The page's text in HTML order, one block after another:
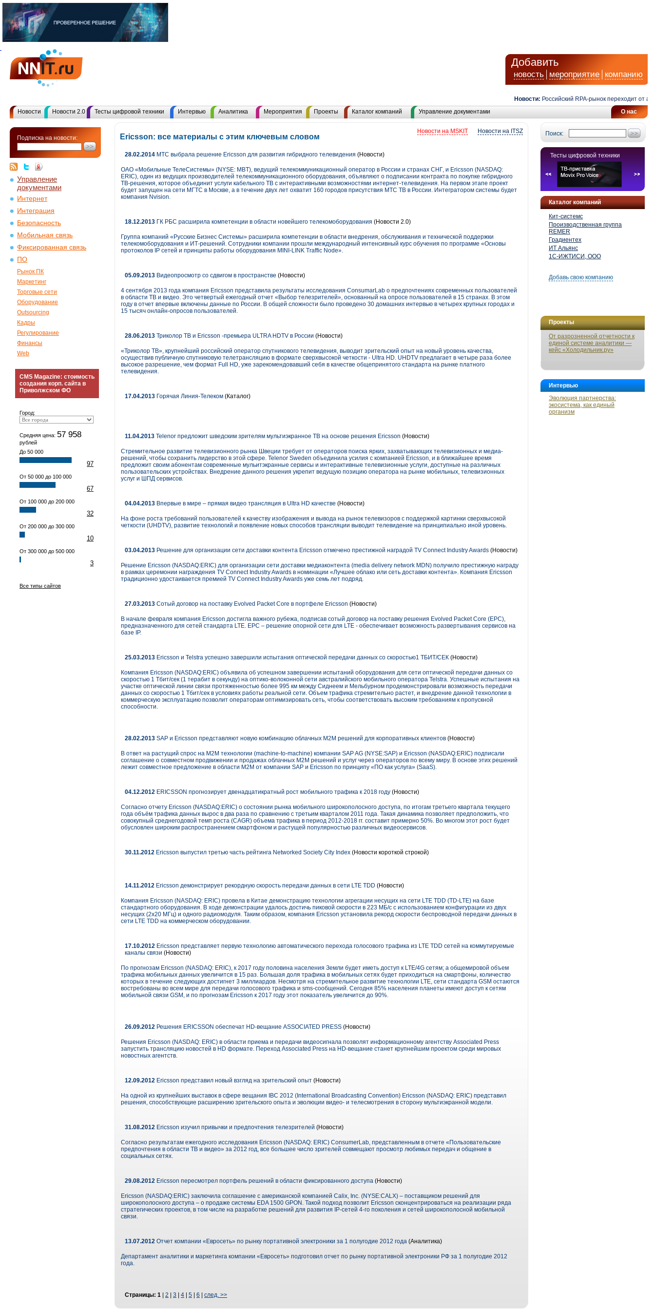
Добавить
новость мероприятие компанию
Новости: Российский RPA-рынок переходит от
О нас
Новости Новости 2.0 Тесты цифровой техники Интервью Аналитика Мероприятия Проекты Каталог компаний Управление документами
Подписка на новости:
Управление
документами
Интернет
Интеграция
Безопасность
Мобильная связь
Фиксированная связь
ПО
Рынок ПК
Маркетинг
Торговые сети
Оборудование
Outsourcing
Кадры
Регулирование
Финансы
Web
CMS Magazine: стоимость
создания корп. сайта в
Приволжском ФО
Город:
Средняя цена: 57 958
рублей
До 50 000
97
От 50 000 до 100 000
67
От 100 000 до 200 000
32
От 200 000 до 300 000
10
От 300 000 до 500 000
3
Все типы сайтов
Поиск:
Тесты цифровой техники
Каталог компаний
Кит-системс
Производственная группа
REMER
Градиентех
ИТ Альянс
1С-ИЖТИСИ, ООО
Добавь свою компанию
Проекты
От разрозненной отчетности к
единой системе аналитики —
кейс «Холодильник.ру»
Интервью
Эволюция партнерства:
экосистема, как единый
организм
Новости на ITSZ
Новости на MSKIT
Ericsson: все материалы с этим ключевым словом
28.02.2014 МТС выбрала решение Ericsson для развития гибридного телевидения (Новости)
ОАО «Мобильные ТелеСистемы» (NYSE: MBT), ведущий телекоммуникационный оператор в России и странах СНГ, и Ericsson (NASDAQ:
ERIC), один из ведущих производителей телекоммуникационного оборудования, объявляют о подписании контракта по покупке гибридного
ТВ-решения, которое объединит услуги кабельного ТВ с интерактивными возможностями интернет-телевидения. На первом этапе проект
будет запущен на сети МГТС в Москве, а в течение двух лет охватит 160 городов присутствия МТС ТВ в России. Интегратором системы будет
компания Nvision.
18.12.2013 ГК РБС расширила компетенции в области новейшего телекомоборудования (Новости 2.0)
Группа компаний «Русские Бизнес Системы» расширила компетенции в области внедрения, обслуживания и технической поддержки
телекомоборудования и ИТ-решений. Сотрудники компании прошли международный интенсивный курс обучения по программе «Основы
протоколов IP сетей и принципы работы оборудования MINI-LINK Traffic Node».
05.09.2013 Видеопросмотр со сдвигом в пространстве (Новости)
4 сентября 2013 года компания Ericsson представила результаты исследования ConsumarLab о предпочтениях современных пользователей
в области ТВ и видео. Это четвертый ежегодный отчет «Выбор телезрителей», основанный на опросе пользователей в 15 странах. В этом
году в отчет впервые включены данные по России. В общей сложности было проведено 30 домашних интервью в четырех крупных городах и
15 тысяч онлайн-опросов пользователей.
28.06.2013 Триколор ТВ и Ericsson -премьера ULTRA HDTV в России (Новости)
«Триколор ТВ», крупнейший российский оператор спутникового телевидения, выводит зрительский опыт на новый уровень качества,
осуществив публичную спутниковую телетрансляцию в формате сверхвысокой четкости - Ultra HD. UHDTV предлагает в четыре раза более
высокое разрешение, чем формат Full HD, уже зарекомендовавший себя в качестве общепринятого стандарта на рынке платного
телевидения.
17.04.2013 Горячая Линия-Телеком (Каталог)
11.04.2013 Telenor предложит шведским зрителям мультиэкранное ТВ на основе решения Ericsson (Новости)
Стремительное развитие телевизионного рынка Швеции требует от операторов поиска ярких, захватывающих телевизионных и медиа-
решений, чтобы сохранить лидерство в этой сфере. Telenor Sweden объединила усилия с компанией Ericsson, и в ближайшее время
предложит своим абонентам современные мульитэкранные сервисы и интерактивные телевизионные услуги, доступные на различных
пользовательских устройствах. Внедрение данного решения укрепит ведущую позицию оператора на рынке мобильных, телевизионных
услуг и ШПД сервисов.
04.04.2013 Впервые в мире – прямая видео трансляция в Ultra HD качестве (Новости)
На фоне роста требований пользователей к качеству изображения и вывода на рынок телевизоров с поддержкой картинки сверхвысокой
четкости (UHDTV), развитие технологий и появление новых способов трансляции выводит телевидение на принципиально иной уровень.
03.04.2013 Решение для организации сети доставки контента Ericsson отмечено престижной наградой TV Connect Industry Awards (Новости)
Решение Ericsson (NASDAQ:ERIC) для организации сети доставки медиаконтента (media delivery network MDN) получило престижную награду
в рамках церемонии награждения TV Connect Industry Awards в номинации «Лучшее облако или сеть доставки контента». Компания Ericsson
традиционно удостаивается премией TV Connect Industry Awards уже семь лет подряд.
27.03.2013 Сотый договор на поставку Evolved Packet Core в портфеле Ericsson (Новости)
В начале февраля компания Ericsson достигла важного рубежа, подписав сотый договор на поставку решения Evolved Packet Core (EPC),
предназначенного для сетей стандарта LTE. EPC – решение опорной сети для LTE - обеспечивает возможность развертывания сервисов на
базе IP.
25.03.2013 Ericsson и Telstra успешно завершили испытания оптической передачи данных со скоростью1 ТБИТ/СЕК (Новости)
Компания Ericsson (NASDAQ:ERIC) объявила об успешном завершении испытаний оборудования для сети оптической передачи данных со
скоростью 1 Тбит/сек (1 терабит в секунду) на оптико-волоконной сети австралийского мобильного оператора Telstra. Успешные испытания на
участке оптической линии связи протяженностью более 995 км между Сиднеем и Мельбурном продемонстрировали возможность передачи
данных со скоростью 1 Тбит/сек в условиях работы реальной сети. Объем трафика стремительно растет, и внедрение данной технологии в
коммерческую эксплуатацию позволит операторам оптимизировать сеть, чтобы соответствовать высоким требованиям к пропускной
способности.
28.02.2013 SAP и Ericsson представляют новую комбинацию облачных M2M решений для корпоративных клиентов (Новости)
В ответ на растущий спрос на М2М технологии (machine-to-machine) компании SAP AG (NYSE:SAP) и Ericsson (NASDAQ:ERIC) подписали
соглашение о совместном продвижении и продажах облачных M2M решений и услуг через операторов по всему миру. В основе этих решений
лежит совместное предложение в области M2M от компании SAP и Ericsson по принципу «ПО как услуга» (SaaS).
04.12.2012 ERICSSON прогнозирует двенадцатикратный рост мобильного трафика к 2018 году (Новости)
Согласно отчету Ericsson (NASDAQ:ERIC) о состоянии рынка мобильного широкополосного доступа, по итогам третьего квартала текущего
года объём трафика данных вырос в два раза по сравнению с третьим кварталом 2011 года. Такая динамика позволяет предположить, что
совокупный среднегодовой темп роста (CAGR) объема трафика в период 2012-2018 гг. составит примерно 50%. Во многом этот рост будет
обусловлен широким распространением смартфоном и растущей популярностью различных видеосервисов.
30.11.2012 Ericsson выпустил третью часть рейтинга Networked Society City Index (Новости короткой строкой)
14.11.2012 Ericsson демонстрирует рекордную скорость передачи данных в сети LTE TDD (Новости)
Компания Ericsson (NASDAQ: ERIC) провела в Китае демонстрацию технологии агрегации несущих на сети LTE TDD (TD-LTE) на базе
стандартного оборудования. В ходе демонстрации удалось достичь пиковой скорости в 223 МБ/с с использованием конфигурации из двух
несущих (2x20 МГц) и одного радиомодуля. Таким образом, компания Ericsson установила рекорд скорости беспроводной передачи данных в
сети LTE TDD на коммерческом оборудовании.
17.10.2012 Ericsson представляет первую технологию автоматического перехода голосового трафика из LTE TDD сетей на коммутируемые
каналы связи (Новости)
По прогнозам Ericsson (NASDAQ: ERIC), к 2017 году половина населения Земли будет иметь доступ к LTE/4G сетям; а общемировой объем
трафика мобильных данных увеличится в 15 раз. Большая доля трафика в мобильных сетях будет приходиться на смартфоны, количество
которых в течение следующих достигнет 3 миллиардов. Несмотря на стремительное развитие технологии LTE, сети стандарта GSM остаются
востребованы во всем мире для передачи голосового трафика и sms-сообщений. Сегодня 85% населения планеты имеют доступ к сетям
мобильной связи GSM, и по прогнозам Ericsson к 2017 году этот показатель увеличится до 90%.
26.09.2012 Решения ERICSSON обеспечат HD-вещание ASSOCIATED PRESS (Новости)
Решения Ericsson (NASDAQ: ERIC) в области приема и передачи видеосигнала позволят информационному агентству Associated Press
запустить трансляцию новостей в HD формате. Переход Associated Press на HD-вещание станет крупнейшим проектом среди мировых
новостных агентств.
12.09.2012 Ericsson представил новый взгляд на зрительский опыт (Новости)
На одной из крупнейших выставок в сфере вещания IBC 2012 (International Broadcasting Convention) Ericsson (NASDAQ: ERIC) представил
решения, способствующие расширению зрительского опыта и эволюции видео- и телесмотрения в сторону мультиэкранной модели.
31.08.2012 Ericsson изучил привычки и предпочтения телезрителей (Новости)
Согласно результатам ежегодного исследования Ericsson (NASDAQ: ERIC) ConsumerLab, представленным в отчете «Пользовательские
предпочтения в области ТВ и видео» за 2012 год, все большее число зрителей совмещают просмотр любимых передач и общение в
социальных сетях.
29.08.2012 Ericsson пересмотрел портфель решений в области фиксированного доступа (Новости)
Ericsson (NASDAQ:ERIC) заключила соглашение с американской компанией Calix, Inc. (NYSE:CALX) – поставщиком решений для
широкополосного доступа – о продаже системы EDA 1500 GPON. Такой подход позволит Ericsson сконцентрироваться на реализации ряда
стратегических проектов, в том числе на разработке решений для развития IP-сетей 4-го поколения и сетей широкополосной мобильной
связи.
13.07.2012 Отчет компании «Евросеть» по рынку портативной электроники за 1 полугодие 2012 года (Аналитика)
Департамент аналитики и маркетинга компании «Евросеть» подготовил отчет по рынку портативной электроники РФ за 1 полугодие 2012
года.
Страницы: 1 2 3 4 5 6 след. >>